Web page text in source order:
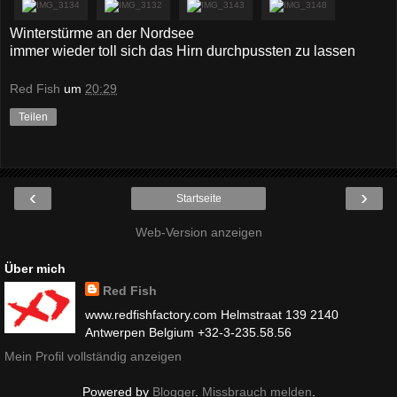
Winterstürme an der Nordsee
immer wieder toll sich das Hirn durchpussten zu lassen
Red Fish um 20:29
Teilen
‹ ›
Startseite
Web-Version anzeigen
Über mich
Red Fish
www.redfishfactory.com Helmstraat 139 2140
Antwerpen Belgium +32-3-235.58.56
Mein Profil vollständig anzeigen
Powered by Blogger. Missbrauch melden.